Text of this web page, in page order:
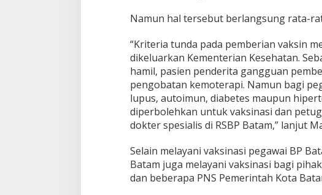
t
a
S
e
l
s
a
i
,
h
a
p
Namun hal tersebut berlangsung rata-
“Kriteria tunda pada pemberian vaksin
dikeluarkan Kementerian Kesehatan.
hamil, pasien penderita gangguan
pengobatan kemoterapi. Namun bagi
lupus, autoimun, diabetes maupun
diperbolehkan untuk vaksinasi dan
dokter spesialis di RSBP Batam,” lanjut
Selain melayani vaksinasi pegawai BP
Batam juga melayani vaksinasi bagi
dan beberapa PNS Pemerintah Kota